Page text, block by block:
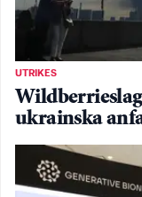
UTRIKES
ukrainska